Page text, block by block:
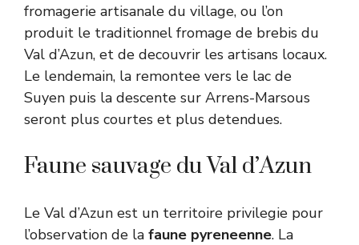
fromagerie artisanale du village, ou l’on
produit le traditionnel fromage de brebis du
Val d’Azun, et de decouvrir les artisans locaux.
Le lendemain, la remontee vers le lac de
Suyen puis la descente sur Arrens-Marsous
seront plus courtes et plus detendues.
Faune sauvage du Val d’Azun
Le Val d’Azun est un territoire privilegie pour
l’observation de la faune pyreneenne. La